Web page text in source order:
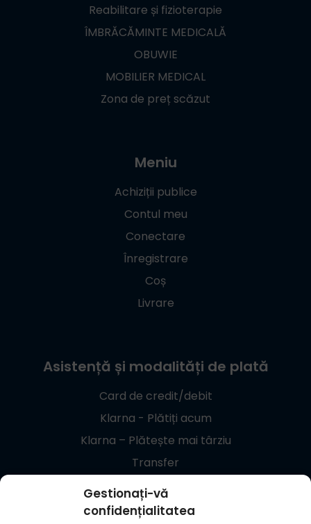
Gestionați-vă
confidențialitatea
Reabilitare și fizioterapie
ÎMBRĂCĂMINTE MEDICALĂ
OBUWIE
MOBILIER MEDICAL
Zona de preț scăzut
Meniu
Achiziții publice
Contul meu
Conectare
Înregistrare
Coș
Livrare
Asistență și modalități de plată
Card de credit/debit
Klarna - Plătiți acum
Klarna – Plătește mai târziu
Transfer
Giropay